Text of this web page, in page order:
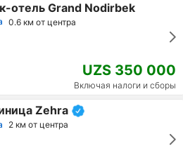
отель Grand Nodirbek
0.6 км от центра
UZS 350 000
Включая налоги и сборы
Zehra
2 км от центра